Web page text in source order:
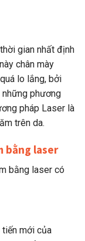
gian nhất định
chân mày
lo lắng, bởi
những phương
pháp Laser là
trên da.
bằng laser
bằng laser có
mới của